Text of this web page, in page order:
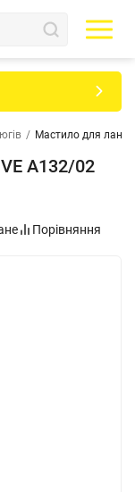
/ Мастило для
A132/02
Порівняння